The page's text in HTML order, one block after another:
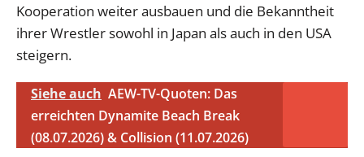
Kooperation weiter ausbauen und die Bekanntheit
ihrer Wrestler sowohl in Japan als auch in den USA
steigern.
Siehe auch AEW-TV-Quoten: Das
erreichten Dynamite Beach Break
(08.07.2026) & Collision (11.07.2026)